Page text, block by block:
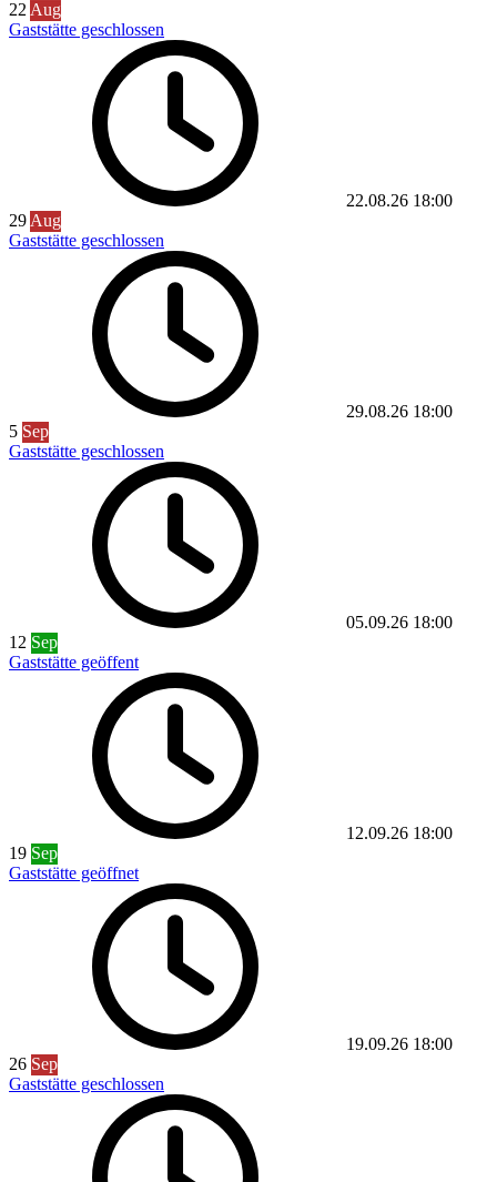
22Aug
Gaststätte geschlossen
22.08.26 18:00
29Aug
Gaststätte geschlossen
29.08.26 18:00
5 Sep
Gaststätte geschlossen
05.09.26 18:00
12 Sep
Gaststätte geöffent
12.09.26 18:00
19 Sep
Gaststätte geöffnet
19.09.26 18:00
26 Sep
Gaststätte geschlossen